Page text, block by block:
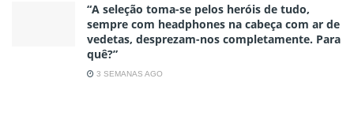
“A seleção toma-se pelos heróis de tudo,
sempre com headphones na cabeça com ar de
vedetas, desprezam-nos completamente. Para
quê?”
3 SEMANAS AGO